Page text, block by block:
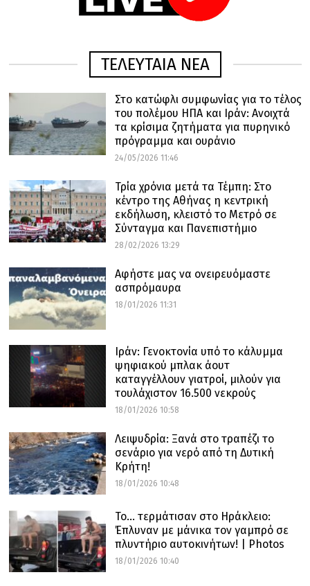
ΤΕΛΕΥΤΑΙΑ ΝΕΑ
Στο κατώφλι συμφωνίας για το τέλος
του πολέμου ΗΠΑ και Ιράν: Ανοιχτά
τα κρίσιμα ζητήματα για πυρηνικό
πρόγραμμα και ουράνιο
24/05/2026 11:46
Τρία χρόνια μετά τα Τέμπη: Στο
κέντρο της Αθήνας η κεντρική
εκδήλωση, κλειστό το Μετρό σε
Σύνταγμα και Πανεπιστήμιο
28/02/2026 13:29
Αφήστε μας να ονειρευόμαστε
ασπρόμαυρα
18/01/2026 11:31
Ιράν: Γενοκτονία υπό το κάλυμμα
ψηφιακού μπλακ άουτ
καταγγέλλουν γιατροί, μιλούν για
τουλάχιστον 16.500 νεκρούς
18/01/2026 10:58
Λειψυδρία: Ξανά στο τραπέζι το
σενάριο για νερό από τη Δυτική
Κρήτη!
18/01/2026 10:48
Το… τερμάτισαν στο Ηράκλειο:
Έπλυναν με μάνικα τον γαμπρό σε
πλυντήριο αυτοκινήτων! | Photos
18/01/2026 10:40